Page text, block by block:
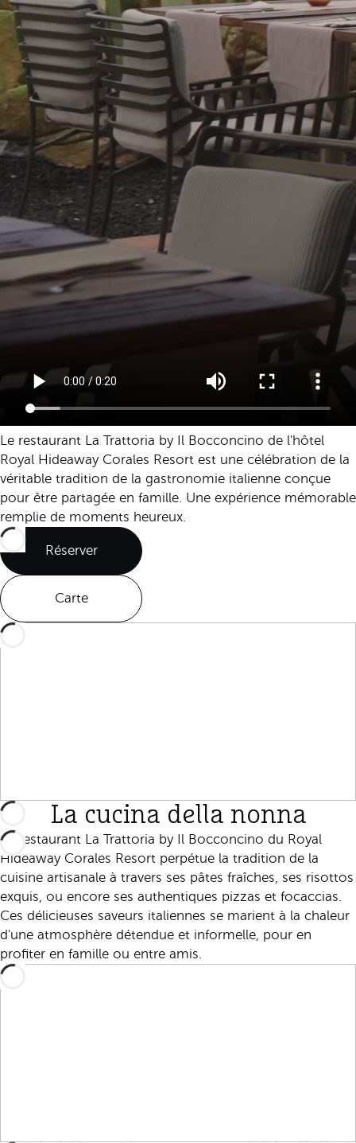
Le restaurant La Trattoria by Il Bocconcino de l'hôtel
Royal Hideaway Corales Resort est une célébration de la
véritable tradition de la gastronomie italienne conçue
pour être partagée en famille. Une expérience mémorable
remplie de moments heureux.
Réserver
Carte
La cucina della nonna
Le restaurant La Trattoria by Il Bocconcino du Royal
Hideaway Corales Resort perpétue la tradition de la
cuisine artisanale à travers ses pâtes fraîches, ses risottos
exquis, ou encore ses authentiques pizzas et focaccias.
Ces délicieuses saveurs italiennes se marient à la chaleur
d'une atmosphère détendue et informelle, pour en
profiter en famille ou entre amis.